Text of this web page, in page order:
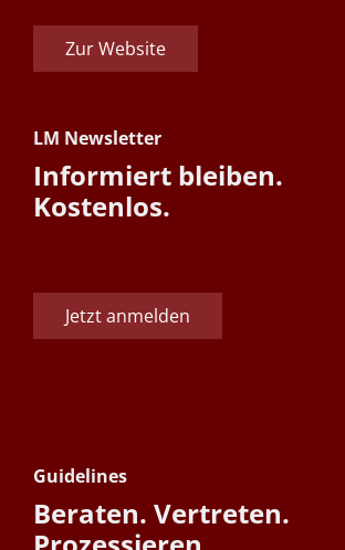
Zur Website
LM Newsletter
Informiert bleiben.
Kostenlos.
Jetzt anmelden
Guidelines
Beraten. Vertreten.